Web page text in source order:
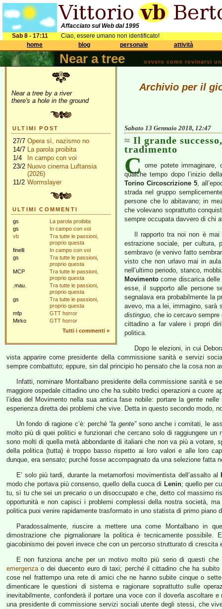
Affacciato sul Web dal 1995
Sab 8 - 17:11
Ciao, essere umano non identificato!
home
blog personale attività
Near a tree ovvero come rovinarsi
Near a tree by a river
there's a hole in the ground
ULTIMI POST
27/7 Opera sì, nazismo no
14/7 La parola proibita
1/4
In campo con voi
23/2 Nuovo cinema Luftansia
(2026)
11/2 Wormslayer
ULTIMI COMMENTI
gs
La parola proibita
gs
In campo con voi
vb
Tra tutte le passioni,
proprio questa
finelli
In campo con voi
gs
Tra tutte le passioni,
proprio questa
MCP
Tra tutte le passioni,
proprio questa
.mau.
Tra tutte le passioni,
proprio questa
gs
Tra tutte le passioni,
proprio questa
mfp
GTT horror
Mirko
GTT horror
Tutti i commenti »
Archivio per il
Sabato 13 Gennaio 2018, 12:47
Il grande
tradimento
C ome potete immaginare,
qualche tempo dopo l’inizio
Torino Circoscrizione 5,
strada nel gruppo
persone che lo abitavano; in
che volevano soprattutto
sempre occupata davvero di chi
Il rapporto tra noi non è
estrazione sociale, per
sembravo (e venivo fatto
visto che non urlavo mai in
nell’ultimo periodo, stanco,
Movimento come discarica
esse, il supporto alle persone
segnalava era probabilmente la
avevo, ma a lei, immagino, sarà
distinguo, che io cercavo
cittadino a far valere i propri
politica.
Dopo le elezioni, in cui
vista apparire come presidente della commissione sanità e servizi
sempre combattuto; eppure, sin dal principio ho pensato che la cosa non
Infatti, nominare Montalbano presidente della commissione sanità e
maggiore ospedale cittadino uno che ha subito tredici operazioni a cuore
l’idea del Movimento nella sua antica fase nobile: portare la gente
esperienza diretta dei problemi che vive. Detta in questo secondo modo,
Un fondo di ragione c’è: perché “la gente”sono anche i comitati, le
molto più di quei politici e funzionari che cercano solo di raggiungere
sono molti di quella metà abbondante di italiani che non va più a votare,
della politica (tutta) è troppo basso rispetto ai loro valori e alle loro
dunque, era sensato; purché fosse accompagnato da una selezione fatta
E’ solo più tardi, durante la metamorfosi movimentista dell’assalto al
modo che portava più consenso, quello della cuoca di Lenin; quello per
tu, sì tu che sei un precario o un disoccupato e che, detto col massimo
opportunità e non capisci i problemi complessi della nostra società,
politica puoi venire rapidamente trasformato in uno statista di primo piano
Paradossalmente, riuscire a mettere una come Montalbano in
dimostrazione che pigmalionare la politica è tecnicamente
giacobinismo dei poveri invece che con un percorso strutturato di
E non funziona anche per un motivo molto più serio di questi che
emergenzao dei duecento euro di taxi; perché il cittadino che ha
cose nel frattempo una rete di amici che ne hanno subite cinque o
dimenticare le questioni di sistema e ragionare soprattutto sulle
inevitabilmente, confonderà il portare una voce con il doverla ascoltare
una presidente di commissione servizi sociali utente degli stessi, che